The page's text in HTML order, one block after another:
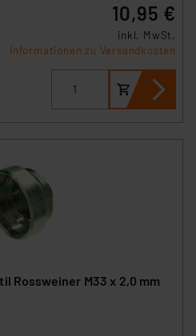
10,95 €
inkl. MwSt.
Informationen zu Versandkosten
Rossweiner M33 x 2,0 mm